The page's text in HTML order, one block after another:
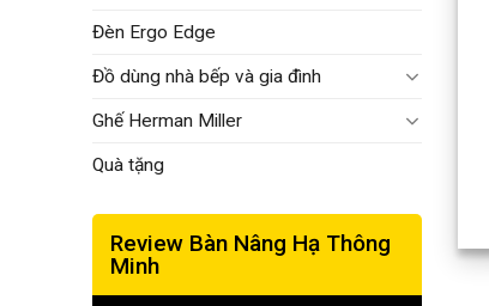
Đèn Ergo Edge
Đồ dùng nhà bếp và gia đình
Ghế Herman Miller
Quà tặng
Review Bàn Nâng Hạ Thông
Minh